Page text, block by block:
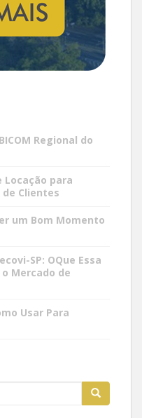
Regional do
Locação para
Clientes
um Bom Momento
SP: OQue Essa
Mercado de
Usar Para